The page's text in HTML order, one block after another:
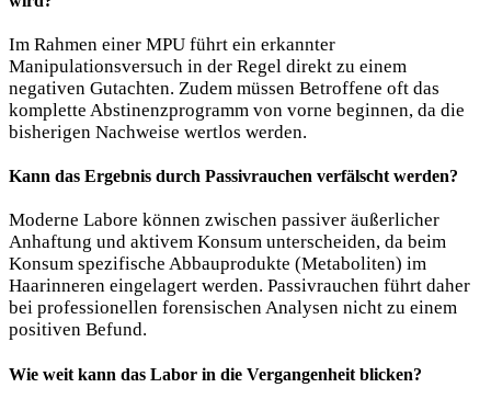
Im Rahmen einer MPU führt ein erkannter
Manipulationsversuch in der Regel direkt zu einem
negativen Gutachten. Zudem müssen Betroffene oft das
komplette Abstinenzprogramm von vorne beginnen, da die
bisherigen Nachweise wertlos werden.
Kann das Ergebnis durch Passivrauchen verfälscht werden?
Moderne Labore können zwischen passiver äußerlicher
Anhaftung und aktivem Konsum unterscheiden, da beim
Konsum spezifische Abbauprodukte (Metaboliten) im
Haarinneren eingelagert werden. Passivrauchen führt daher
bei professionellen forensischen Analysen nicht zu einem
positiven Befund.
Wie weit kann das Labor in die Vergangenheit blicken?